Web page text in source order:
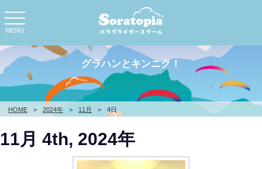
toggle
navigation
MENU
HOME > 2024年 > 11月 > 4日
グラハンとキンニク！
11月 4th, 2024年